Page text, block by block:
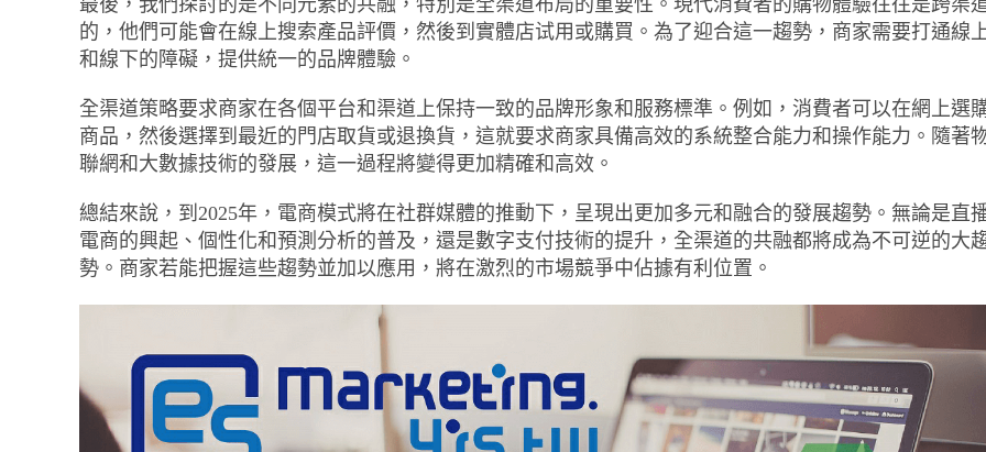
最後，我們探討的是不同元素的共融，特別是全渠道布局的重要性。現代消費者的購物體驗往往是跨渠
的，他們可能會在線上搜索產品評價，然後到實體店试用或購買。為了迎合這一趨勢，商家需要打通線
和線下的障礙，提供統一的品牌體驗。
全渠道策略要求商家在各個平台和渠道上保持一致的品牌形象和服務標準。例如，消費者可以在網上選
商品，然後選擇到最近的門店取貨或退換貨，這就要求商家具備高效的系統整合能力和操作能力。隨著
聯網和大數據技術的發展，這一過程將變得更加精確和高效。
總結來說，到2025年，電商模式將在社群媒體的推動下，呈現出更加多元和融合的發展趨勢。無論是直
電商的興起、個性化和預測分析的普及，還是數字支付技術的提升，全渠道的共融都將成為不可逆的大
勢。商家若能把握這些趨勢並加以應用，將在激烈的市場競爭中佔據有利位置。